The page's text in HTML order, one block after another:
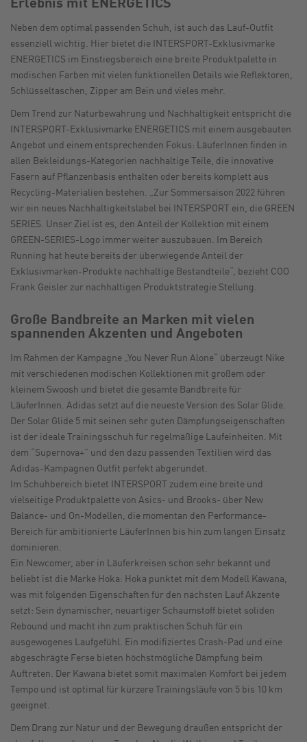
Neben dem optimal passenden Schuh, ist auch das Lauf-Outfit
essenziell wichtig. Hier bietet die INTERSPORT-Exklusivmarke
ENERGETICS im Einstiegsbereich eine breite Produktpalette in
modischen Farben mit vielen funktionellen Details wie Reflektoren,
Schlüsseltaschen, Zipper am Bein und vieles mehr.
Dem Trend zur Naturbewahrung und Nachhaltigkeit entspricht die
INTERSPORT-Exklusivmarke ENERGETICS mit einem ausgebauten
Angebot und einem entsprechenden Fokus: LäuferInnen finden in
allen Bekleidungs-Kategorien nachhaltige Teile, die innovative
Fasern auf Pflanzenbasis enthalten oder bereits komplett aus
Recycling-Materialien bestehen. „Zur Sommersaison 2022 führen
wir ein neues Nachhaltigkeitslabel bei INTERSPORT ein, die GREEN
SERIES. Unser Ziel ist es, den Anteil der Kollektion mit einem
GREEN-SERIES-Logo immer weiter auszubauen. Im Bereich
Running hat heute bereits der überwiegende Anteil der
Exklusivmarken-Produkte nachhaltige Bestandteile“, bezieht COO
Frank Geisler zur nachhaltigen Produktstrategie Stellung.
Große Bandbreite an Marken mit vielen
spannenden Akzenten und Angeboten
Im Rahmen der Kampagne „You Never Run Alone“ überzeugt Nike
mit verschiedenen modischen Kollektionen mit großem oder
kleinem Swoosh und bietet die gesamte Bandbreite für
LäuferInnen. Adidas setzt auf die neueste Version des Solar Glide.
Der Solar Glide 5 mit seinen sehr guten Dämpfungseigenschaften
ist der ideale Trainingsschuh für regelmäßige Laufeinheiten. Mit
dem “Supernova+” und den dazu passenden Textilien wird das
Adidas-Kampagnen Outfit perfekt abgerundet.
Im Schuhbereich bietet INTERSPORT zudem eine breite und
vielseitige Produktpalette von Asics- und Brooks- über New
Balance- und On-Modellen, die momentan den Performance-
Bereich für ambitionierte LäuferInnen bis hin zum langen Einsatz
dominieren.
Ein Newcomer, aber in Läuferkreisen schon sehr bekannt und
beliebt ist die Marke Hoka: Hoka punktet mit dem Modell Kawana,
was mit folgenden Eigenschaften für den nächsten Lauf Akzente
setzt: Sein dynamischer, neuartiger Schaumstoff bietet soliden
Rebound und macht ihn zum praktischen Schuh für ein
ausgewogenes Laufgefühl. Ein modifiziertes Crash-Pad und eine
abgeschrägte Ferse bieten höchstmögliche Dämpfung beim
Auftreten. Der Kawana bietet somit maximalen Komfort bei jedem
Tempo und ist optimal für kürzere Trainingsläufe von 5 bis 10 km
geeignet.
Dem Drang zur Natur und der Bewegung draußen entspricht der